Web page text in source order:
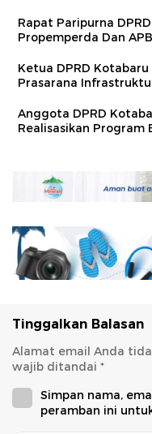
Rapat Paripurna
Propemperda Dan
Ketua DPRD
Prasarana
Anggota DPRD
Realisasikan Program
Tinggalkan Balasan
Alamat email Anda
wajib ditandai *
Simpan nama,
peramban ini